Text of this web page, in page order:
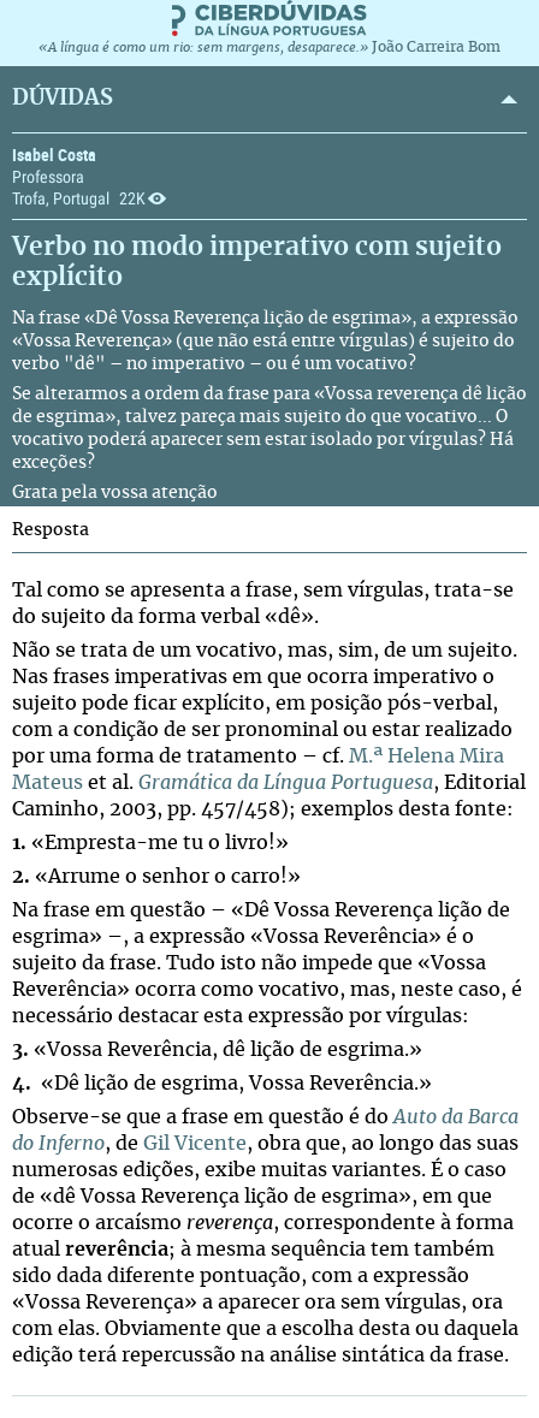
«A língua é como um rio: sem margens, desaparece.» João Carreira Bom
DÚVIDAS
Isabel Costa
Professora
Trofa, Portugal 22K
Verbo no modo imperativo com sujeito
explícito
Na frase «Dê Vossa Reverença lição de esgrima», a expressão
«Vossa Reverença» (que não está entre vírgulas) é sujeito do
verbo "dê" – no imperativo – ou é um vocativo?
Se alterarmos a ordem da frase para «Vossa reverença dê lição
de esgrima», talvez pareça mais sujeito do que vocativo... O
vocativo poderá aparecer sem estar isolado por vírgulas? Há
exceções?
Grata pela vossa atenção
Resposta
Tal como se apresenta a frase, sem vírgulas, trata-se
do sujeito da forma verbal «dê».
Não se trata de um vocativo, mas, sim, de um sujeito.
Nas frases imperativas em que ocorra imperativo o
sujeito pode ficar explícito, em posição pós-verbal,
com a condição de ser pronominal ou estar realizado
por uma forma de tratamento – cf. M.ª Helena Mira
Mateus et al. Gramática da Língua Portuguesa, Editorial
Caminho, 2003, pp. 457/458); exemplos desta fonte:
1. «Empresta-me tu o livro!»
2. «Arrume o senhor o carro!»
Na frase em questão – «Dê Vossa Reverença lição de
esgrima» –, a expressão «Vossa Reverência» é o
sujeito da frase. Tudo isto não impede que «Vossa
Reverência» ocorra como vocativo, mas, neste caso, é
necessário destacar esta expressão por vírgulas:
3. «Vossa Reverência, dê lição de esgrima.»
4. «Dê lição de esgrima, Vossa Reverência.»
Observe-se que a frase em questão é do Auto da Barca
do Inferno, de Gil Vicente, obra que, ao longo das suas
numerosas edições, exibe muitas variantes. É o caso
de «dê Vossa Reverença lição de esgrima», em que
ocorre o arcaísmo reverença, correspondente à forma
atual reverência; à mesma sequência tem também
sido dada diferente pontuação, com a expressão
«Vossa Reverença» a aparecer ora sem vírgulas, ora
com elas. Obviamente que a escolha desta ou daquela
edição terá repercussão na análise sintática da frase.